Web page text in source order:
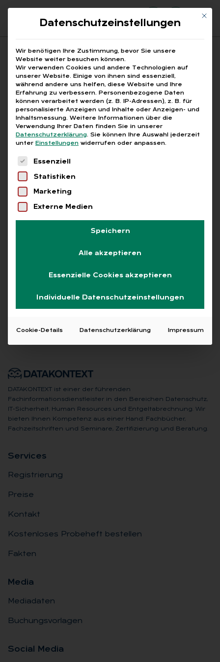
Suchfeld
Suchen
Breadcrumb-Navigation
STARTSEITE BESPRECHUNGSERGEBNISSE 21.05.2025
Alle Bei­trä­ge mit dem
Schlag­wort „Be­spre­
chungs­er­geb­nis­se
21.05.2025“
Keine Beiträge gefunden
DATAKONTEXT ist einer der führenden
Fachinformationsdienstleister in den Bereichen Datenschutz,
IT-Sicherheit, Human Resources und Entgeltabrechnung. Wir
bieten Ihnen Kompetenz aus einer Hand: Fachbücher,
Fachzeitschriften und Seminare, Zertifizierung und Beratung.
Ser­vices
Registrierung
Preise
Kontakt
Kostenloses Probeheft bestellen
Fakten
Me­dia
Mediadaten
Buchungsvorlagen
So­ci­al Me­dia
Mit
Datenschutzeinstellungen
Wir benötigen Ihre Zustimmung, bevor Sie unsere
Website weiter besuchen können.
Wir verwenden Cookies und andere Technologien auf
unserer Website. Einige von ihnen sind essenziell,
während andere uns helfen, diese Website und Ihre
Erfahrung zu verbessern. Personenbezogene Daten
können verarbeitet werden (z. B. IP-Adressen), z. B. für
personalisierte Anzeigen und Inhalte oder Anzeigen- und
Inhaltsmessung. Weitere Informationen über die
Verwendung Ihrer Daten finden Sie in unserer
Datenschutzerklärung. Sie können Ihre Auswahl jederzeit
unter Einstellungen widerrufen oder anpassen.
Es folgt eine Liste der Service-Gruppen, für
Essenziell
Statistiken
Marketing
Externe Medien
Speichern
Alle akzeptieren
Essenzielle Cookies akzeptieren
Individuelle Datenschutzeinstellungen
Cookie-Details Datenschutzerklärung Impressum